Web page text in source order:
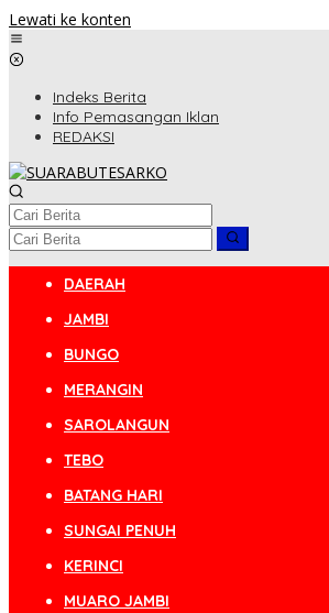
Lewati ke konten
Indeks Berita
Info Pemasangan Iklan
REDAKSI
DAERAH
JAMBI
BUNGO
MERANGIN
SAROLANGUN
TEBO
BATANG HARI
SUNGAI PENUH
KERINCI
MUARO JAMBI